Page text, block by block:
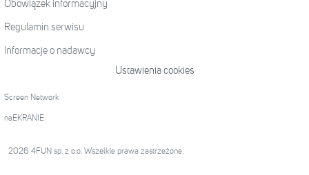
Obowiązek informacyjny
Regulamin serwisu
Informacje o nadawcy
Ustawienia cookies
Screen Network
naEKRANIE
2026 4FUN sp. z o.o. Wszelkie prawa zastrzeżone.